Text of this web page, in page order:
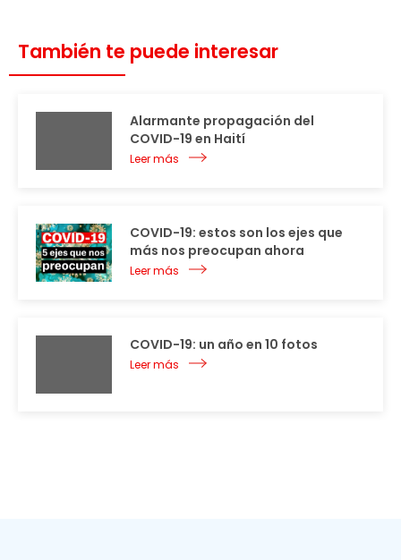
También te puede interesar
Alarmante propagación del
COVID-19 en Haití
Leer más
COVID-19: estos son los ejes que
más nos preocupan ahora
Leer más
COVID-19: un año en 10 fotos
Leer más